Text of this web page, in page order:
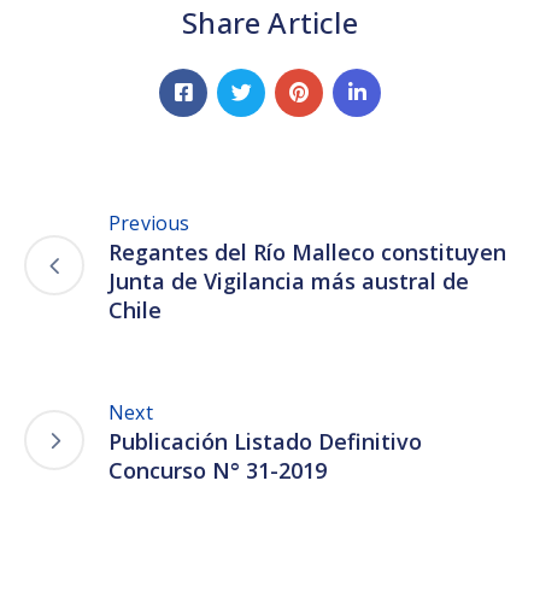
Share Article
Previous
Regantes del Río Malleco constituyen
Junta de Vigilancia más austral de
Chile
Next
Publicación Listado Definitivo
Concurso N° 31-2019